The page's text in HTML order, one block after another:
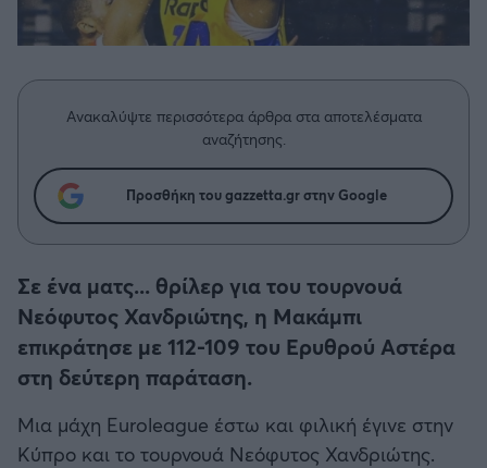
Δημήτρης Τσορμπατζόγλου
Άρης
Κηφισιά
Αστέρας Τρίπολης
Παναιτωλικός
Συνεντεύξεις
Μεγάλη μου Αγάπη
Μια Ιστορία από την Πόλη
Ανακαλύψτε περισσότερα άρθρα στα αποτελέσματα
αναζήτησης.
Προσθήκη του gazzetta.gr στην Google
Σε ένα ματς... θρίλερ για του τουρνουά
Νεόφυτος Χανδριώτης, η Μακάμπι
επικράτησε με 112-109 του Ερυθρού Αστέρα
στη δεύτερη παράταση.
Μια μάχη Εuroleague έστω και φιλική έγινε στην
Κύπρο και το τουρνουά Νεόφυτος Χανδριώτης.